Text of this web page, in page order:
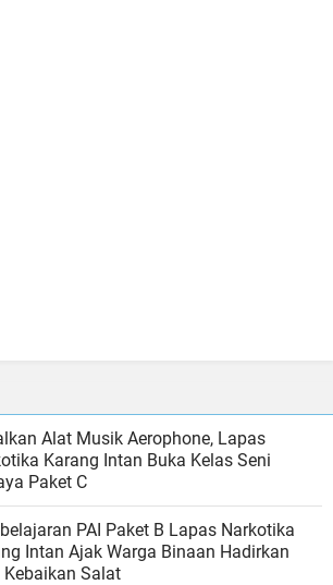
Alat Musik Aerophone, Lapas
Karang Intan Buka Kelas Seni
Paket C
PAI Paket B Lapas Narkotika
Intan Ajak Warga Binaan Hadirkan
Kebaikan Salat